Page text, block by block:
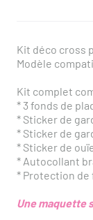
Kit déco cross
Modèle
Kit complet
* ​3 fonds de
* Sticker de
* Sticker de
* Sticker de
* Autocollant
* Protection de
Une maquette